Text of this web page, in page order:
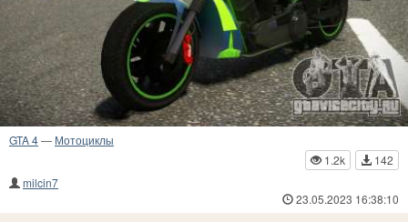
GTA 4— Мотоциклы
1.2k
142
milcin7
23.05.2023 16:38:10